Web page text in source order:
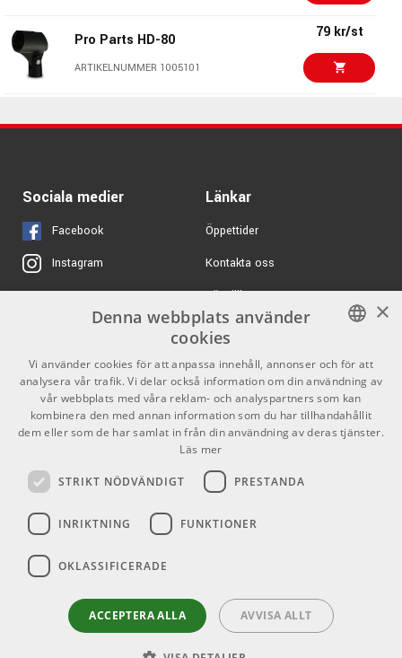
Pro Parts HD-80
ARTIKELNUMMER 1005101
79 kr/st
Gängadapter
Sociala medier
Facebook
Instagram
X
Youtube
TikTok
Länkar
Öppettider
Kontakta oss
Köpvillkor
Butiken
Varumärken
GDPR & Cookies
Kontakt
Info
Mån-Fre: 10.00-18.00
Helgdagar
SWEDISH
ENGLISH
×
Denna webbplats använder
cookies
Vi använder cookies för att anpassa innehåll, annonser och för att
analysera vår trafik. Vi delar också information om din användning av
vår webbplats med våra reklam- och analyspartners som kan
kombinera den med annan information som du har tillhandahållit
dem eller som de har samlat in från din användning av deras tjänster.
Läs mer
STRIKT NÖDVÄNDIGT PRESTANDA
INRIKTNING FUNKTIONER
OKLASSIFICERADE
ACCEPTERA ALLA AVVISA ALLT